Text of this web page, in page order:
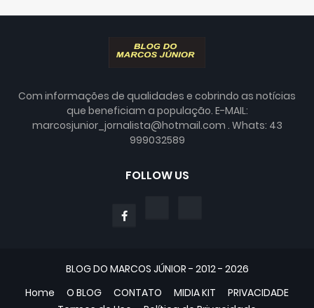
Com informações de qualidades e cobrindo as notícias
que beneficiam a população. E-MAIL:
marcosjunior_jornalista@hotmail.com . Whats: 43
999032589
FOLLOW US
BLOG DO MARCOS JÚNIOR - 2012 - 2026
Home
O BLOG CONTATO MIDIA KIT
PRIVACIDADE